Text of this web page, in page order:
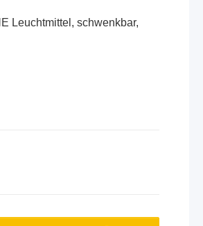
Leuchtmittel, schwenkbar,